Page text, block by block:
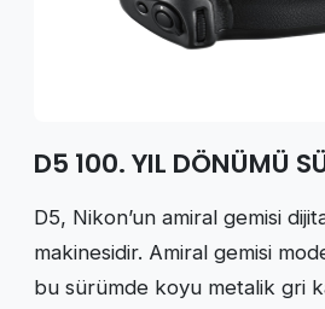
D5 100. YIL DÖNÜMÜ
D5, Nikon’un amiral gemisi
makinesidir. Amiral gemisi
bu sürümde koyu metalik gri